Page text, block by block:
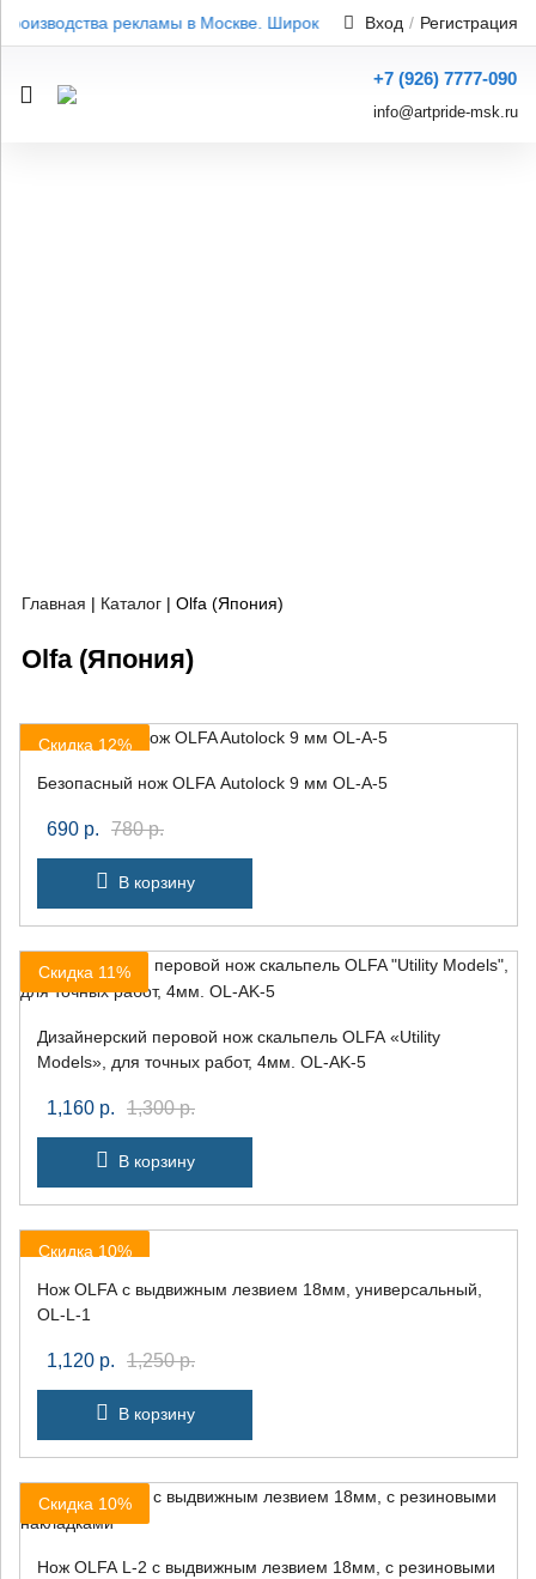
рекламы в Москве. Широкий ассортимент.
Вход / Регистрация
+7 (926) 7777-090
info@artpride-msk.ru
Главная | Каталог | Olfa (Япония)
Olfa (Япония)
Скидка 12%
Безопасный нож OLFA Autolock 9 мм OL-A-5
690 р. 780р.
В корзину
Скидка 11%
Дизайнерский перовой нож скальпель OLFA «Utility
Models», для точных работ, 4мм. OL-AK-5
1,160 р. 1,300р.
В корзину
Скидка 10%
Нож OLFA с выдвижным лезвием 18мм, универсальный,
OL-L-1
1,120 р. 1,250р.
В корзину
Скидка 10%
Нож OLFA L-2 с выдвижным лезвием 18мм, с резиновыми